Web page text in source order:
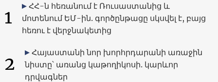
1
ՀՀ-ն հեռանում է Ռուսաստանից և
մոտենում ԵՄ-ին. գործընթացը սկսվել է, բայց
հեռու է վերջնակետից
2
Հայաստանի նոր խորհրդարանի առաջին
նիստը՝ առանց կաթողիկոսի. կարևոր
դրվագներ